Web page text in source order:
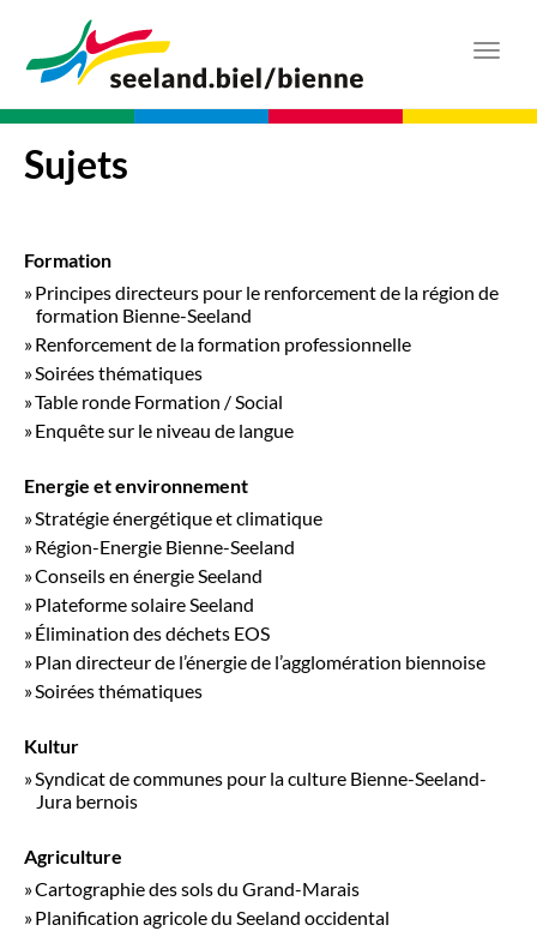
contenu
Toggle
Sujets
Formation
Principes directeurs pour le renforcement de la région de
formation Bienne-Seeland
Renforcement de la formation professionnelle
Soirées thématiques
Table ronde Formation / Social
Enquête sur le niveau de langue
Energie et environnement
Stratégie énergétique et climatique
Région-Energie Bienne-Seeland
Conseils en énergie Seeland
Plateforme solaire Seeland
Élimination des déchets EOS
Plan directeur de l’énergie de l’agglomération biennoise
Soirées thématiques
Kultur
Syndicat de communes pour la culture Bienne-Seeland-
Jura bernois
Agriculture
Cartographie des sols du Grand-Marais
Planification agricole du Seeland occidental